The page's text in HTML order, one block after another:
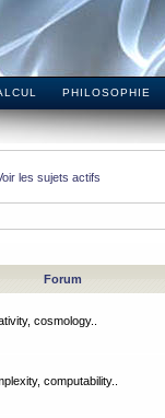
PHILOSOPHIE
les sujets actifs
Forum
cosmology..
computability..